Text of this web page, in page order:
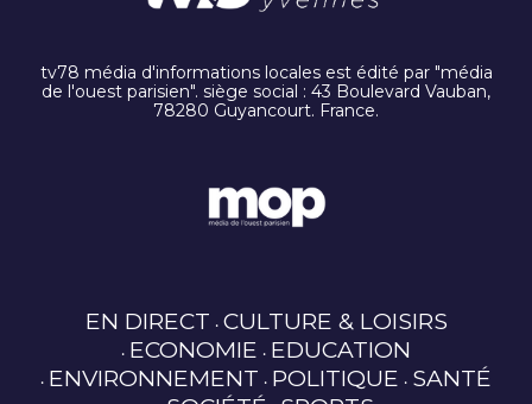
tv78 média d'informations locales est édité par "média
de l'ouest parisien". siège social : 43 Boulevard Vauban,
78280 Guyancourt. France.
EN DIRECT CULTURE & LOISIRS
ECONOMIE EDUCATION
ENVIRONNEMENT POLITIQUE SANTÉ